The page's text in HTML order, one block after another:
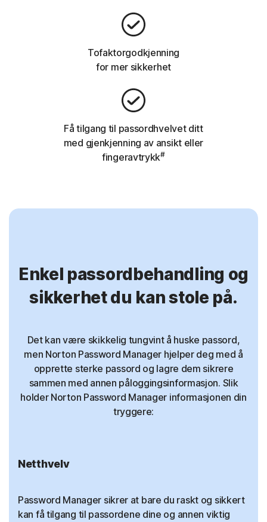
Tofaktorgodkjenning
for mer sikkerhet
Få tilgang til passordhvelvet ditt
med gjenkjenning av ansikt eller
fingeravtrykk#
Enkel passordbehandling og
sikkerhet du kan stole på.
Det kan være skikkelig tungvint å huske passord,
men Norton Password Manager hjelper deg med å
opprette sterke passord og lagre dem sikrere
sammen med annen påloggingsinformasjon. Slik
holder Norton Password Manager informasjonen din
tryggere:
Netthvelv
Password Manager sikrer at bare du raskt og sikkert
kan få tilgang til passordene dine og annen viktig